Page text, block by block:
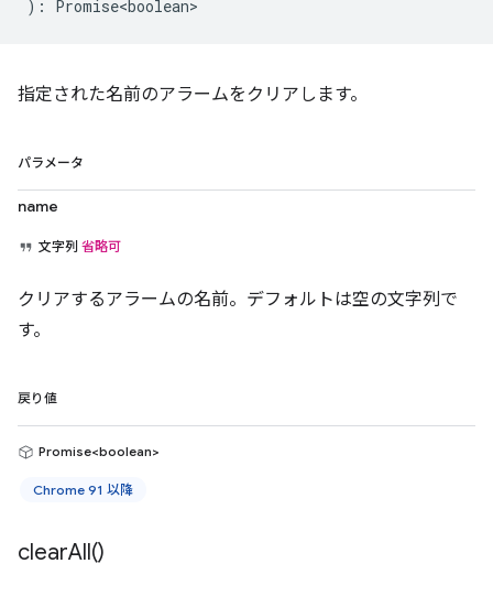
) : Promise<boolean>
指定された名前のアラームをクリアします。
パラメータ
name
文字列 省略可
クリアするアラームの名前。デフォルトは空の文字列で
す。
戻り値
Promise<boolean>
Chrome 91 以降
clearAll()